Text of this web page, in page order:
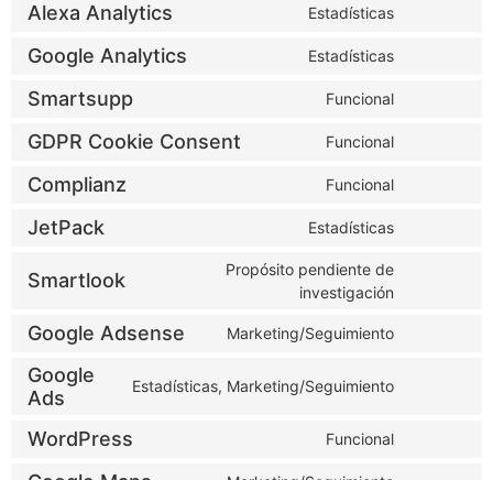
Alexa Analytics Estadísticas
Google Analytics Estadísticas
Smartsupp Funcional
GDPR Cookie Consent Funcional
Complianz Funcional
JetPack Estadísticas
Smartlook
Propósito pendiente de
investigación
Google Adsense Marketing/Seguimiento
Google
Ads
Estadísticas, Marketing/Seguimiento
WordPress Funcional